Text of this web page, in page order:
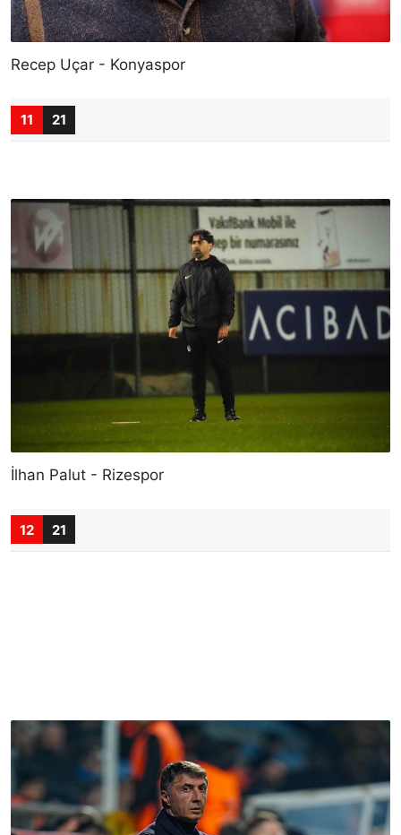
Recep Uçar - Konyaspor
11 21
İlhan Palut - Rizespor
12 21